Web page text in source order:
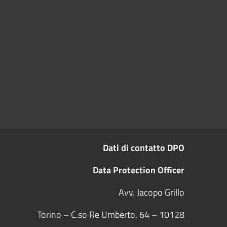
Dati di contatto DPO
Data Protection Officer
Avv. Jacopo Grillo
Torino – C.so Re Umberto, 64 – 10128